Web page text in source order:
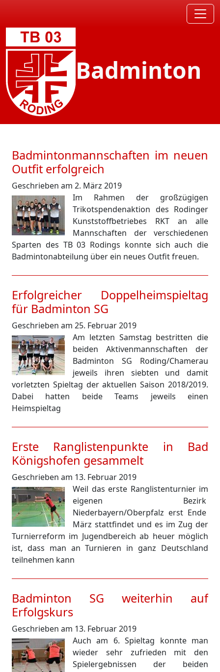
Badminton
Badmintonmannschaften im neuen
Outfit erfolgreich
Geschrieben am 2. März 2019
Im Rahmen der großzügigen
Trikotspendenaktion des Rodinger
Kunststoffbetriebes RKT an alle
Mannschaften der verschiedenen
Sparten des TB 03 Rodings konnte sich auch die
Badmintonabteilung über ein neues Outfit freuen.
Erfolgreicher Doppelheimspieltag
für Badminton SG
Geschrieben am 25. Februar 2019
Am letzten Samstag bestritten die
beiden Aktivenmannschaften der
Badminton SG Roding/Chamerau
jeweils ihren siebten und damit
vorletzten Spieltag der aktuellen Saison 2018/2019.
Dabei hatten beide Teams jeweils einen
Heimspieltag
Erste Ranglistenpunkte in Bad
Königshofen gesammelt
Geschrieben am 13. Februar 2019
Weil das erste Ranglistenturnier im
eigenen Bezirk
Niederbayern/Oberpfalz erst Ende
März stattfindet und es im Zug der
Turnierreform im Jugendbereich ab heuer möglich
ist, dass man an Turnieren in ganz Deutschland
teilnehmen kann
Badminton SG weiterhin auf
Erfolgskurs
Geschrieben am 13. Februar 2019
Auch am 6. Spieltag konnte man
wieder sehr zufrieden mit den
Spielergebnissen der beiden